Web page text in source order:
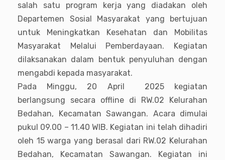
salah satu program kerja yang diadakan oleh
Departemen Sosial Masyarakat yang bertujuan
untuk Meningkatkan Kesehatan dan Mobilitas
Masyarakat Melalui Pemberdayaan. Kegiatan
dilaksanakan dalam bentuk penyuluhan dengan
mengabdi kepada masyarakat.
Pada Minggu, 20 April 2025 kegiatan
berlangsung secara offline di RW.02 Kelurahan
Bedahan, Kecamatan Sawangan. Acara dimulai
pukul 09.00 – 11.40 WIB. Kegiatan ini telah dihadiri
oleh 15 warga yang berasal dari RW.02 Kelurahan
Bedahan, Kecamatan Sawangan. Kegiatan ini